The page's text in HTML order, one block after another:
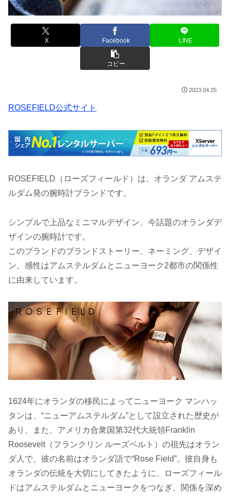
X Facebook LINE
コピー
2023.04.25
ROSEFIELD公式サイト
ROSEFIELD（ローズフィールド）は、オランダ アムステ
ルダム発の腕時計ブランドです。
シンプルで上品なミニマルデザイン、今話題のオランダデ
ザインの腕時計です。
このブランドのブランドストーリー、ネーミング、デザイ
ン、感性はアムステルダムとニューヨーク2都市の関係性
に由来しています。
1624年にオランダの移民によってニューヨーク マンハッ
タンは、“ニューアムステルダム”として設立された歴史が
あり、また、アメリカ合衆国第32代大統領Franklin
Roosevelt（フランクリン ルーズベルト）の祖先はオラン
ダ人で、彼の名前はオランダ語で“Rose Field”。彼自身も
オランダの伝統を大切にしてきたように、ローズフィール
ドはアムステルダムとニューヨークをつなぎ、関係を深め